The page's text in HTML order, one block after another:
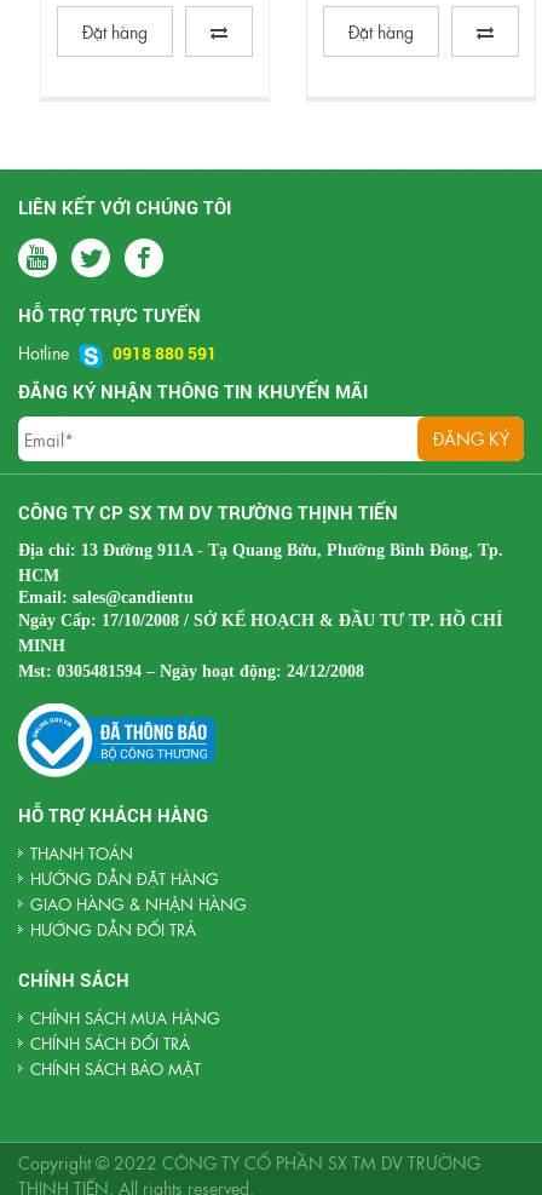
Đặt hàng Đặt hàng
LIÊN KẾT VỚI CHÚNG TÔI
HỖ TRỢ TRỰC TUYẾN
Hotline
0918 880 591
ĐĂNG KÝ NHẬN THÔNG TIN KHUYẾN MÃI
CÔNG TY CP SX TM DV TRƯỜNG THỊNH TIẾN
Địa chỉ: 13 Đường 911A - Tạ Quang Bửu, Phường Bình Đông, Tp.
HCM
Email: sales@candientu
Ngày Cấp: 17/10/2008 / SỞ KẾ HOẠCH & ĐẦU TƯ TP. HỒ CHÍ
MINH
Mst: 0305481594 – Ngày hoạt động: 24/12/2008
HỖ TRỢ KHÁCH HÀNG
THANH TOÁN
HƯỚNG DẪN ĐẶT HÀNG
GIAO HÀNG & NHẬN HÀNG
HƯỚNG DẪN ĐỔI TRẢ
CHÍNH SÁCH
CHÍNH SÁCH MUA HÀNG
CHÍNH SÁCH ĐỔI TRẢ
CHÍNH SÁCH BẢO MẬT
Copyright © 2022 CÔNG TY CỔ PHẦN SX TM DV TRƯỜNG
THỊNH TIẾN. All rights reserved.